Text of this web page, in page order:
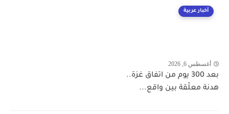
أخبار عربية
أغسطس 6, 2026
بعد 300 يوم من اتفاق غزة..
هدنة معلّقة بين واقع...